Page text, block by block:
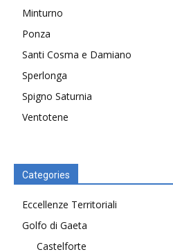
Minturno
Ponza
Santi Cosma e Damiano
Sperlonga
Spigno Saturnia
Ventotene
Categories
Eccellenze Territoriali
Golfo di Gaeta
Castelforte